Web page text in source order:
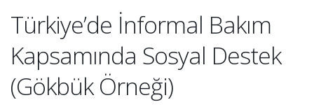
Türkiye’de İnformal Bakım
Kapsamında Sosyal Destek
(Gökbük Örneği)